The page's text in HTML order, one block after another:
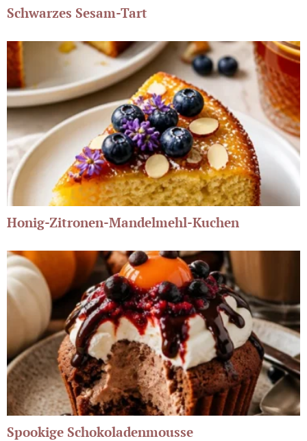
Schwarzes Sesam-Tart
Honig-Zitronen-Mandelmehl-Kuchen
Spookige Schokoladenmousse